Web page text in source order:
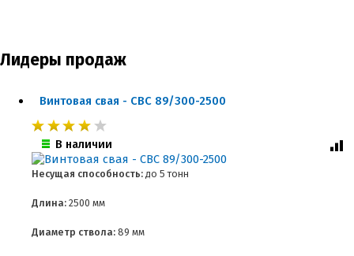
Лидеры продаж
Винтовая свая - СВС 89/300-2500
В наличии
Несущая способность: до 5 тонн
Длина: 2500 мм
Диаметр ствола: 89 мм